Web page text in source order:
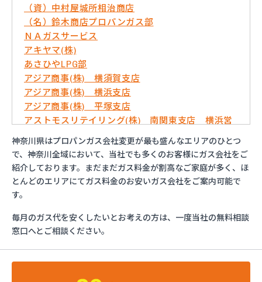
（資）中村屋城所相治商店
（名）鈴木商店プロパンガス部
ＮＡガスサービス
アキヤマ(株)
あさひやLPG部
アジア商事(株) 横須賀支店
アジア商事(株) 横浜支店
アジア商事(株) 平塚支店
アストモスリテイリング(株) 南関東支店 横浜営
いずみ屋商店
イワタニ首都圏(株) 横須賀営業所
イワタニ首都圏(株) 横浜支店
グッドライフサーラ関東(株) 横須賀営業所
グッドライフサーラ関東(株) 神奈川支店 戸塚営
業所
グッドライフサーラ関東(株) 神奈川支店 青葉営
神奈川県はプロパンガス会社変更が最も盛んなエリアのひとつ
で、神奈川全域において、当社でも多くのお客様にガス会社をご
紹介しております。まだまだガス料金が割高なご家庭が多く、ほ
とんどのエリアにてガス料金のお安いガス会社をご案内可能で
す。
毎月のガス代を安くしたいとお考えの方は、一度当社の無料相談
窓口へとご相談ください。